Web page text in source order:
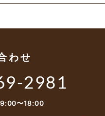
わせ
2981
〜18:00